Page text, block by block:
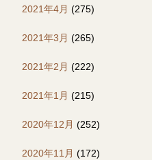
2021年4月 (275)
2021年3月 (265)
2021年2月 (222)
2021年1月 (215)
2020年12月 (252)
2020年11月 (172)